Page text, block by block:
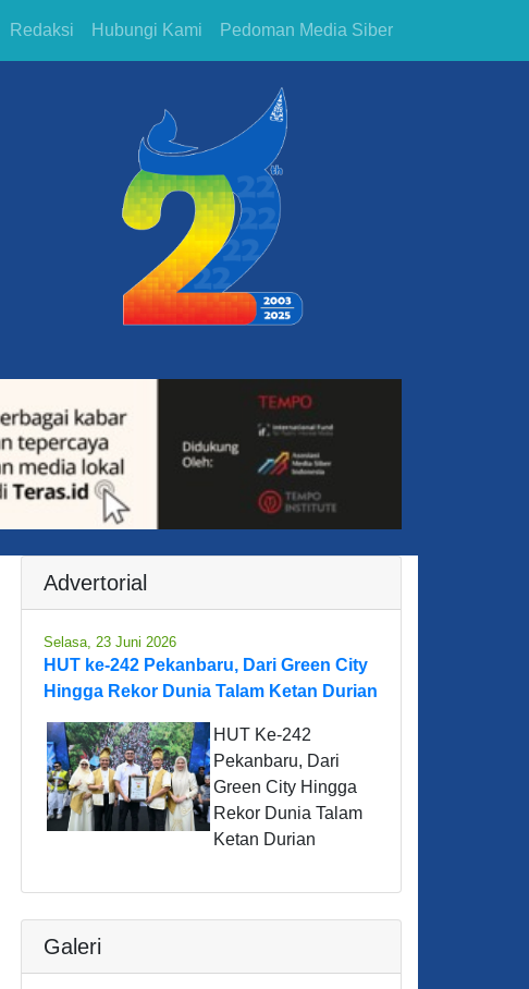
Redaksi Hubungi Kami Pedoman Media Siber
Advertorial
Selasa, 23 Juni 2026
HUT ke-242 Pekanbaru, Dari Green City
Hingga Rekor Dunia Talam Ketan Durian
HUT Ke-242
Pekanbaru, Dari
Green City Hingga
Rekor Dunia Talam
Ketan Durian
Galeri